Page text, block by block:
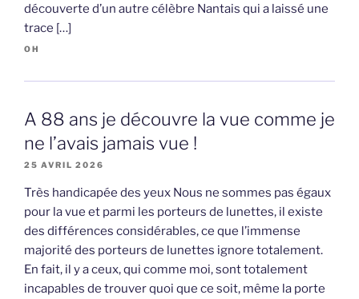
découverte d’un autre célèbre Nantais qui a laissé une
trace […]
OH
A 88 ans je découvre la vue comme je
ne l’avais jamais vue !
25 AVRIL 2026
Très handicapée des yeux Nous ne sommes pas égaux
pour la vue et parmi les porteurs de lunettes, il existe
des différences considérables, ce que l’immense
majorité des porteurs de lunettes ignore totalement.
En fait, il y a ceux, qui comme moi, sont totalement
incapables de trouver quoi que ce soit, même la porte